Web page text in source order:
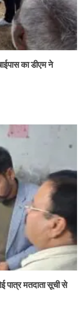
का डीएम ने
पात्र मतदाता सूची से